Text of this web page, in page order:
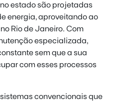
estado são projetadas
energia, aproveitando ao
Rio de Janeiro. Com
especializada,
sem que a sua
com esses processos
convencionais que